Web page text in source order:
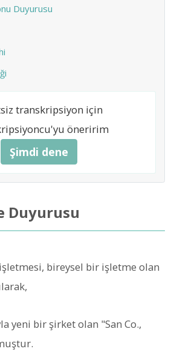
Duyurusu
transkripsiyon için
öneririm
Şimdi dene
Duyurusu
bireysel bir işletme olan
yeni bir şirket olan "San Co.,